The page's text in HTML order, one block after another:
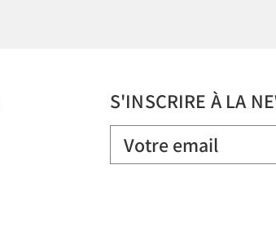
S'INSCRIRE À LA